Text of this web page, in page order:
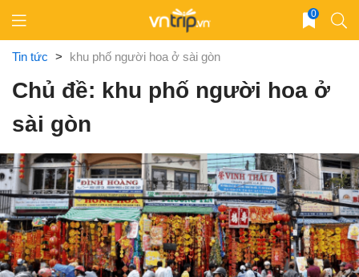
content
0
Tin tức > khu phố người hoa ở sài gòn
Chủ đề: khu phố người hoa ở
sài gòn